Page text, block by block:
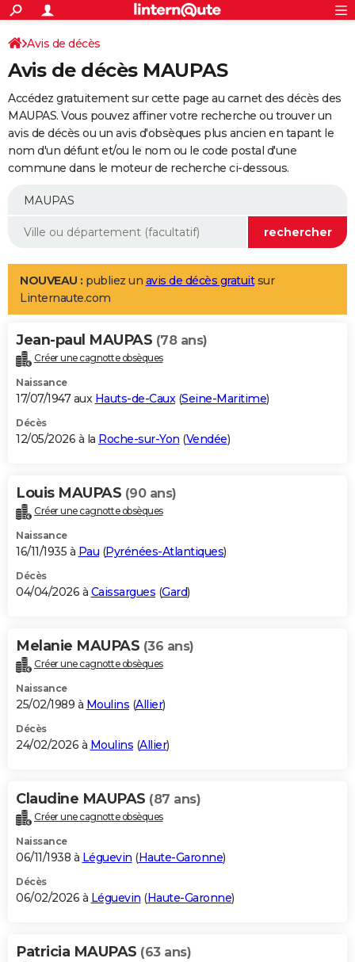
ACTUALITÉS
Politique
Société
Faits Divers
Education
Monde
Villes
+
SPORT
Coupe du monde 2026
Football
Tennis
Cyclisme
Rugby
Forum
Programme TV
TNT
Streaming
Cinéma
Sorties cinéma
Musique
+
FINANCE
Retraite
Epargne
Immobilier
Risques naturels par ville
Banque
Assurance
AUTO
Essais
Réserver un essai
Citadines
Berlines
SUV
Forum auto
+
Mobiles
Meilleur smartphone
Internet
Ordinateurs
Jeux vidéo
Guide high-tech
Aménagement intérieur
LIFESTYLE
Art de vivre
Bien-être
Loisirs
Mode
Modes de vie
Alimentation
Guide de la santé
Maladies
Médicaments
Sommeil
VOYAGE
Destinations
City break
Voyage nature
Voyage de noces
Forum
Climat
+PHOTO
GUIDES D'ACHAT
BONS PLANS
Carte de Noël
Carte Bonne année
Carte Saint-Valentin
Carte Pâques
Carte d'anniversaire
DICTIONNAIRE
Dictionnaire
Biographies
Citations
Expressions
Proverbes
PROGRAMME TV
S'inscrire
Se connecter
Lycées
Collèges
Primaires
Universités
Entreprises
Service militaire
Avis de recherche
AVIS DE DÉCÈS
Bricolage
Lifestyle
Culture
Sport
Auto
Television
Voyage
Cinema
Avis de décès
Avis de décès MAUPAS
Accédez gratuitement sur cette page au carnet des décès des
MAUPAS. Vous pouvez affiner votre recherche ou trouver un
avis de décès ou un avis d'obsèques plus ancien en tapant le
nom d'un défunt et/ou le nom ou le code postal d'une
commune dans le moteur de recherche ci-dessous.
NOUVEAU : publiez un avis de décès gratuitsur
Linternaute.com
Jean-paul MAUPAS (78 ans)
Créer une cagnotte obsèques
Naissance
17/07/1947 aux Hauts-de-Caux(Seine-Maritime)
Décès
12/05/2026 à la Roche-sur-Yon (Vendée)
Louis MAUPAS (90 ans)
Créer une cagnotte obsèques
Naissance
16/11/1935 à Pau (Pyrénées-Atlantiques)
Décès
04/04/2026 à Caissargues (Gard)
Melanie MAUPAS (36 ans)
Créer une cagnotte obsèques
Naissance
25/02/1989 à Moulins (Allier)
Décès
24/02/2026 à Moulins (Allier)
Claudine MAUPAS (87 ans)
Créer une cagnotte obsèques
Naissance
06/11/1938 à Léguevin (Haute-Garonne)
Décès
06/02/2026 à Léguevin (Haute-Garonne)
Patricia MAUPAS (63 ans)